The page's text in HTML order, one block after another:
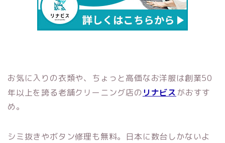
お気に入りの衣類や、ちょっと高価なお洋服は創業50
年以上を誇る老舗クリーニング店の リナビス がおすす
め。
シミ抜きやボタン修理も無料。日本に数台しかないよ